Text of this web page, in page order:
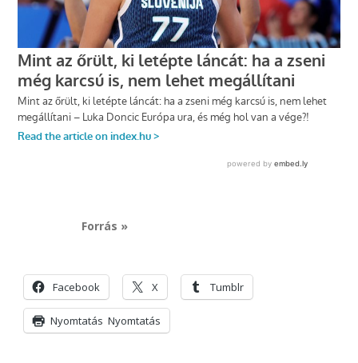
Forrás »
Facebook X Tumblr
Nyomtatás Nyomtatás